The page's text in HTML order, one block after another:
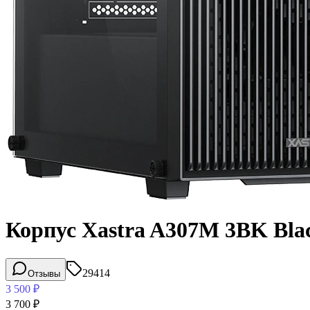
Корпус Xastra A307M 3BK
Отзывы
29414
3 500 ₽
3 700 ₽